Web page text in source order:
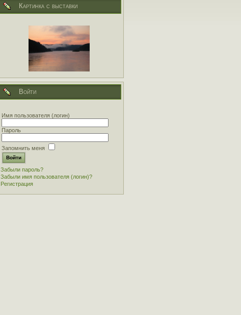
Картинка с выставки
Войти
Имя пользователя (логин)
Пароль
Запомнить меня
Забыли пароль?
Забыли имя пользователя (логин)?
Регистрация